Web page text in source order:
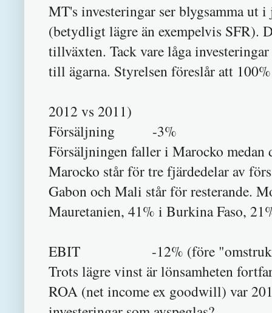
MT's investeringar ser blygsamma ut
(betydligt lägre än exempelvis SFR).
tillväxten. Tack vare låga
till ägarna. Styrelsen föreslår att
2012 vs 2011)
Försäljning -3%
Försäljningen faller i Marocko
Marocko står för tre fjärdedelar av
Gabon och Mali står för resterande.
Mauretanien, 41% i Burkina Faso,
EBIT -12% (före
Trots lägre vinst är lönsamheten
ROA (net income ex goodwill) var